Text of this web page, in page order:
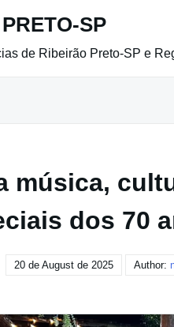
SP
de Ribeirão Preto-SP e
música,
dos 70
20 de August de 2025 Author: